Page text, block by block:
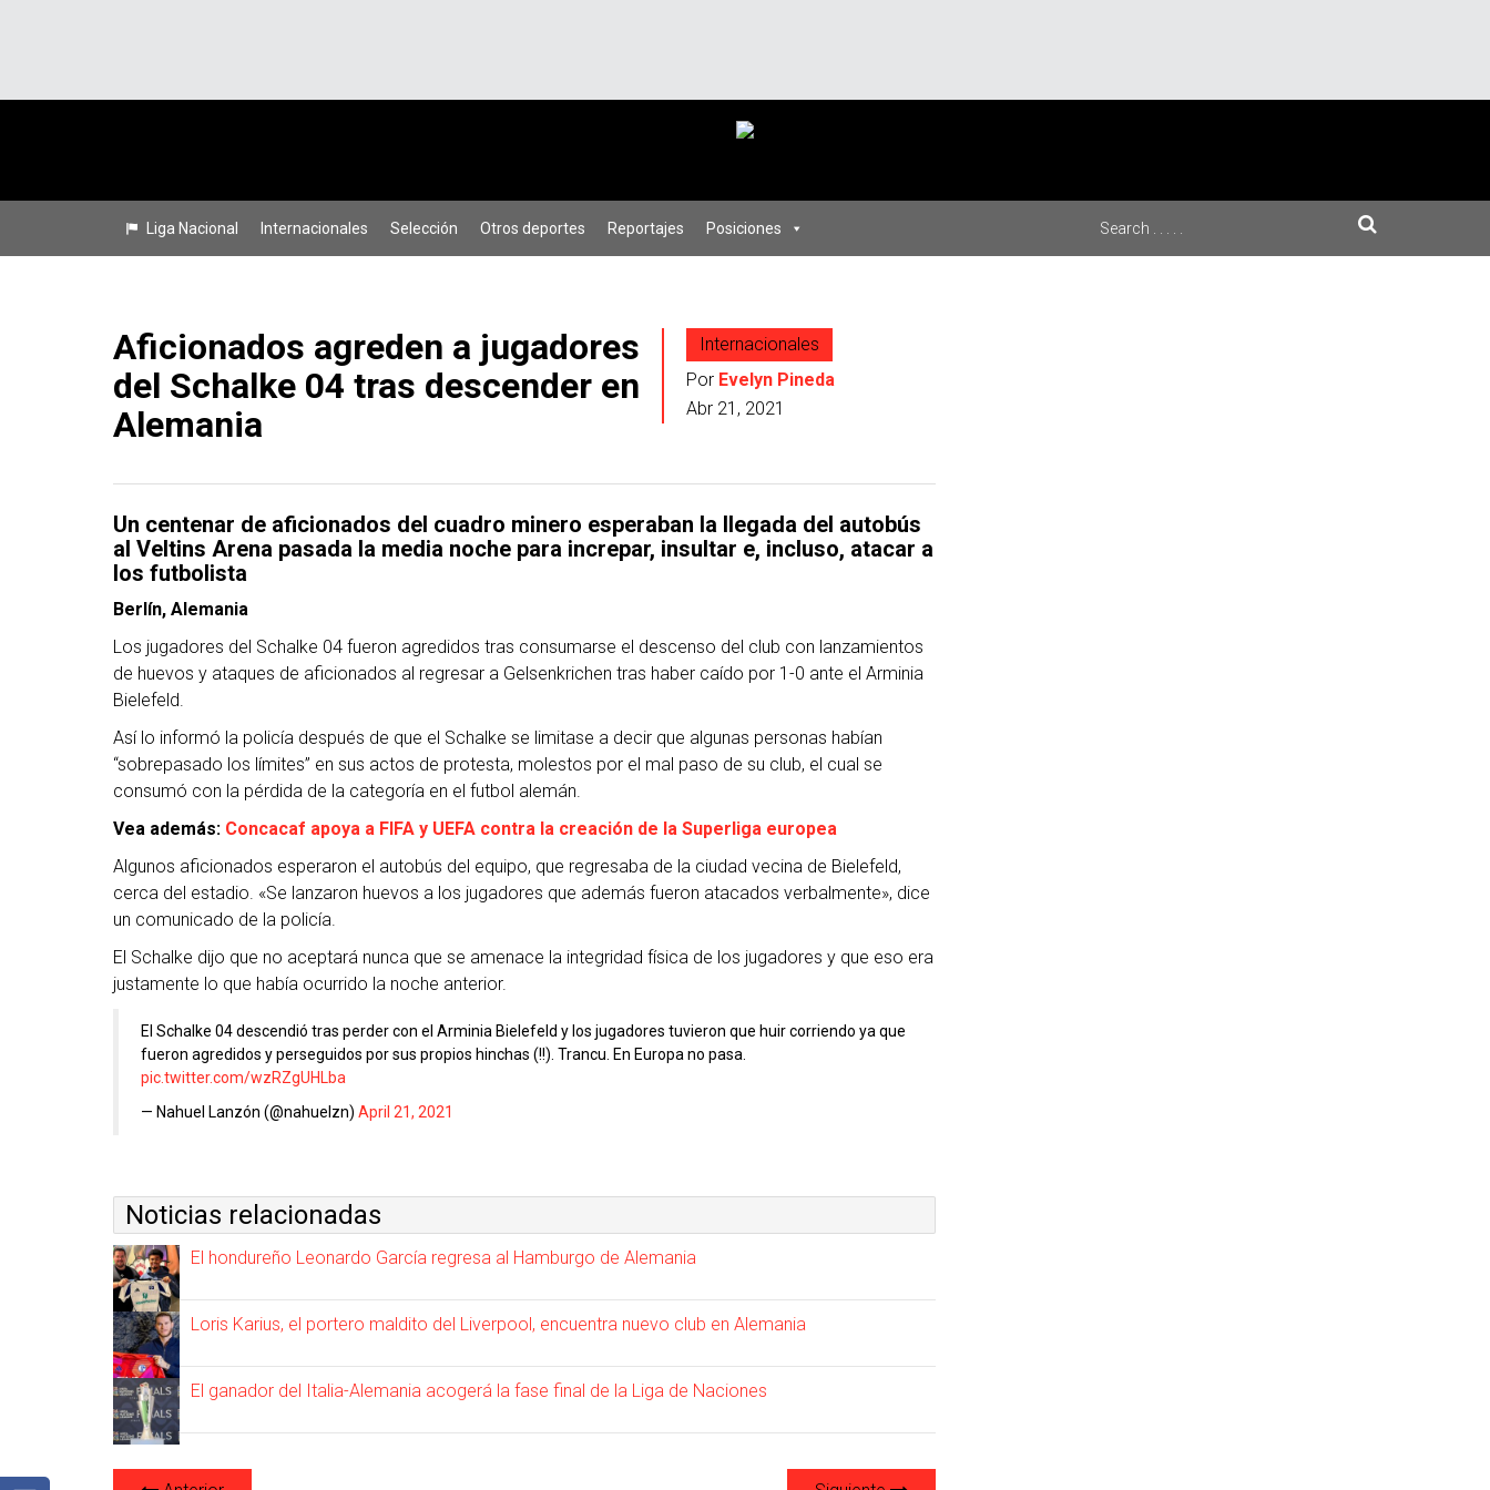
Liga Nacional Internacionales Selección Otros deportes Reportajes Posiciones
Aficionados agreden a jugadores
del Schalke 04 tras descender en
Alemania
Internacionales
Por Evelyn Pineda
Abr 21, 2021
Un centenar de aficionados del cuadro minero esperaban la llegada del autobús
al Veltins Arena pasada la media noche para increpar, insultar e, incluso, atacar a
los futbolista
Berlín, Alemania
Los jugadores del Schalke 04 fueron agredidos tras consumarse el descenso del club con lanzamientos
de huevos y ataques de aficionados al regresar a Gelsenkrichen tras haber caído por 1-0 ante el Arminia
Bielefeld.
Así lo informó la policía después de que el Schalke se limitase a decir que algunas personas habían
“sobrepasado los límites” en sus actos de protesta, molestos por el mal paso de su club, el cual se
consumó con la pérdida de la categoría en el futbol alemán.
Vea además: Concacaf apoya a FIFA y UEFA contra la creación de la Superliga europea
Algunos aficionados esperaron el autobús del equipo, que regresaba de la ciudad vecina de Bielefeld,
cerca del estadio. «Se lanzaron huevos a los jugadores que además fueron atacados verbalmente», dice
un comunicado de la policía.
El Schalke dijo que no aceptará nunca que se amenace la integridad física de los jugadores y que eso era
justamente lo que había ocurrido la noche anterior.
El Schalke 04 descendió tras perder con el Arminia Bielefeld y los jugadores tuvieron que huir corriendo ya que
fueron agredidos y perseguidos por sus propios hinchas (!!). Trancu. En Europa no pasa.
pic.twitter.com/wzRZgUHLba
— Nahuel Lanzón (@nahuelzn) April 21, 2021
Noticias relacionadas
El hondureño Leonardo García regresa al Hamburgo de Alemania
Loris Karius, el portero maldito del Liverpool, encuentra nuevo club en Alemania
El ganador del Italia-Alemania acogerá la fase final de la Liga de Naciones